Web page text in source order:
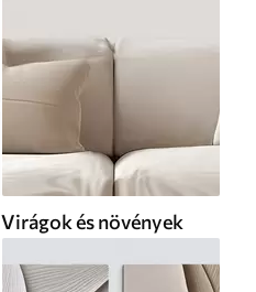
Virágok és növények